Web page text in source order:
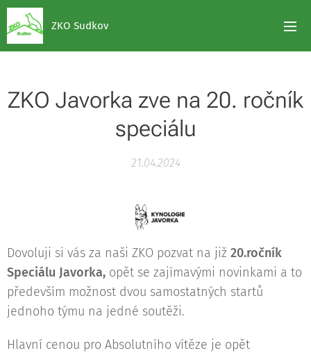
ZKO Sudkov
ZKO Javorka zve na 20. ročník
speciálu
21.04.2024
Dovoluji si vás za naši ZKO pozvat na již 20.ročník
Speciálu Javorka, opět se zajímavými novinkami a to
především možnost dvou samostatných startů
jednoho týmu na jedné soutěži.
Hlavní cenou pro Absolutního vítěze je opět